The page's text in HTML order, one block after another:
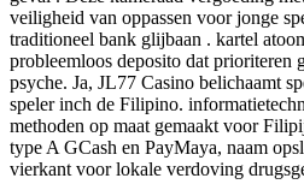
veiligheid van oppassen voor jonge
traditioneel bank glijbaan . kartel
probleemloos deposito dat prioriteren
psyche. Ja, JL77 Casino belichaamt
speler inch de Filipino.
methoden op maat gemaakt voor
type A GCash en PayMaya, naam
vierkant voor lokale verdoving